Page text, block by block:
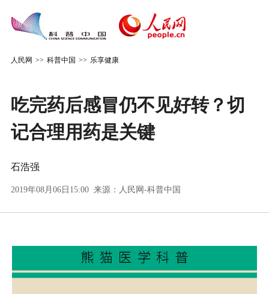
人民网 >> 科普中国 >> 乐享健康
吃完药后感冒仍不见好转？切
记合理用药是关键
石浩强
2019年08月06日15:00 来源： 人民网-科普中国